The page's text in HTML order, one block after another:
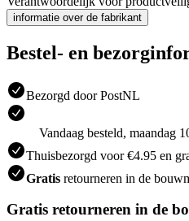
informatie over de fabrikant
Bestel- en
Bezorgd door PostNL
Vandaag besteld, maandag
Thuisbezorgd voor €4.95 en
Gratis retourneren in de
Gratis retourneren in de